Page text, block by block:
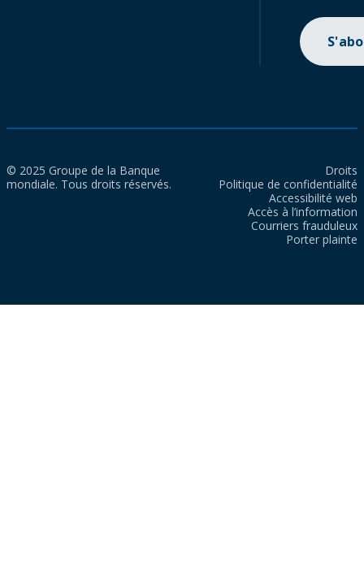
© 2025 Groupe de la Banque
mondiale. Tous droits réservés.
Droits
Politique de confidentialité
Accessibilité web
Accès à l’information
Courriers frauduleux
Porter plainte